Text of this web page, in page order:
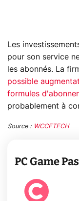
Les
pour son service
les abonnés. La
possible
formules
probablement à
Source : WCCFTECH
PC Game